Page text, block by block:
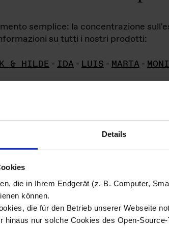
Details
die in Ihrem Endgerät (z. B. Computer,
können.
die für den Betrieb unserer Webseite
hinaus nur solche Cookies des Open-
semplice: la concentrazione
su tutti i nostri prodotti:
& HILDE - IDA - LUIS - MARTA -
di
materiale fotografico sono detenuti